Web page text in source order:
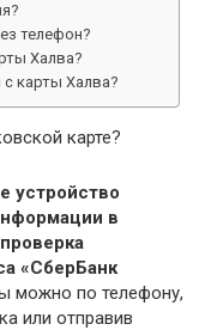
телефон?
Халва?
карты Халва?
карте?
устройство
в
«СберБанк
можно по телефону,
или отправив